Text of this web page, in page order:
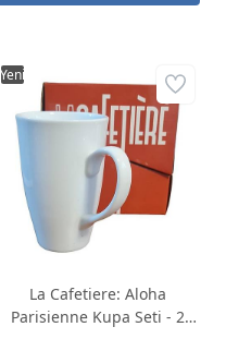
La Cafetiere: Aloha
Parisienne Kupa Seti - 2
Yeni